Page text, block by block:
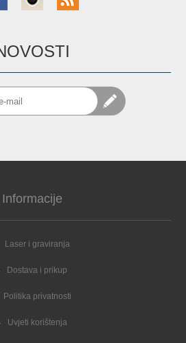
Informacije
Laser i graviranja
Dostava i prikup
Politika privatnosti
Uvjeti korištenja